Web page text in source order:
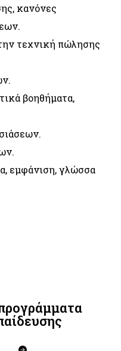
κανόνες
τεχνική πώλησης
βοηθήματα,
εμφάνιση, γλώσσα